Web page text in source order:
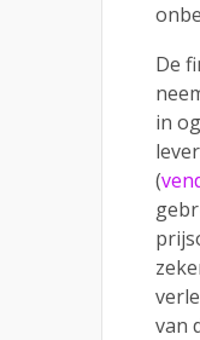
De
in
(
van